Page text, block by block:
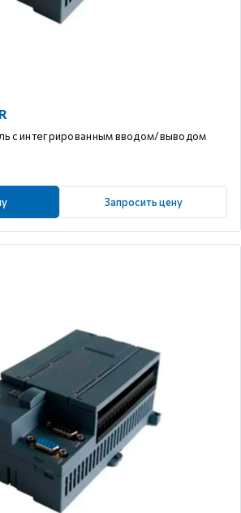
с интегрированным вводом/выводом
Запросить цену